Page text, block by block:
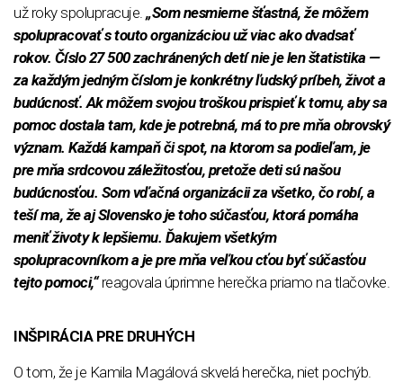
už roky spolupracuje. „Som nesmierne šťastná, že môžem
spolupracovať s touto organizáciou už viac ako dvadsať
rokov. Číslo 27 500 zachránených detí nie je len štatistika —
za každým jedným číslom je konkrétny ľudský príbeh, život a
budúcnosť. Ak môžem svojou troškou prispieť k tomu, aby sa
pomoc dostala tam, kde je potrebná, má to pre mňa obrovský
význam. Každá kampaň či spot, na ktorom sa podieľam, je
pre mňa srdcovou záležitosťou, pretože deti sú našou
budúcnosťou. Som vďačná organizácii za všetko, čo robí, a
teší ma, že aj Slovensko je toho súčasťou, ktorá pomáha
meniť životy k lepšiemu. Ďakujem všetkým
spolupracovníkom a je pre mňa veľkou cťou byť súčasťou
tejto pomoci,“reagovala úprimne herečka priamo na tlačovke.
INŠPIRÁCIA PRE DRUHÝCH
O tom, že je Kamila Magálová skvelá herečka, niet pochýb.